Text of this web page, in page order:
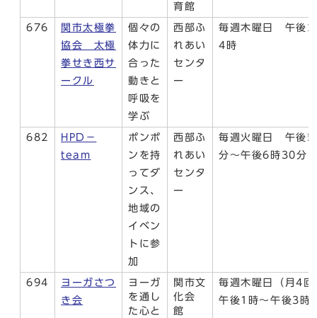
育館
676
関市太極拳
協会 太極
拳せき西サ
ークル
個々の
体力に
合った
動きと
呼吸を
学ぶ
西部ふ
れあい
センタ
ー
毎週木曜日 午後2
4時
682
HPD－
team
ポンポ
ンを持
ってダ
ンス、
地域の
イベン
トに参
加
西部ふ
れあい
センタ
ー
毎週火曜日 午後5
分～午後6時30分
694
ヨーガさつ
き会
ヨーガ
を通し
た心と
関市文
化会
館
毎週木曜日（月4回
午後1時～午後3時